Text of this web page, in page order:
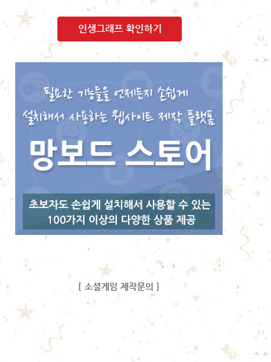
인생그래프 확인하기
[ 소셜게임 제작문의 ]